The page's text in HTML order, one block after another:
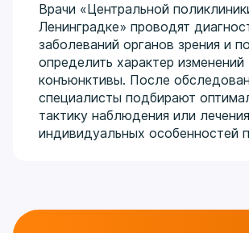
Врачи «Центральной
Ленинградке» проводят
заболеваний органов зрения и
определить характер изменений
конъюнктивы. После
специалисты подбирают
тактику наблюдения или
индивидуальных особенностей